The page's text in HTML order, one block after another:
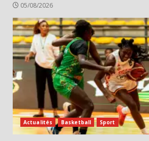
05/08/2026
Actualités Basketball Sport